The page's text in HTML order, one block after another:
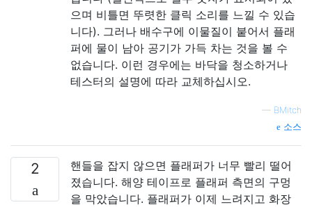
으며 비틀면 뚜렷한 클릭 소리를 느낄 수 있습
니다). 그러나 배수구에 이물질이 붙어서 플래
퍼에 물이 남아 공기가 가득 차는 것을 볼 수
없습니다. 이런 경우에는 바닥을 청소하거나
테스터의 설명에 따라 교체하십시오.
— BMitch
소스
2
핸들을 잡지 않으면 플래퍼가 너무 빨리 떨어
졌습니다. 해양 테이프로 플래퍼 측면의 구멍
을 막았습니다. 플래퍼가 이제 느려지고 화장